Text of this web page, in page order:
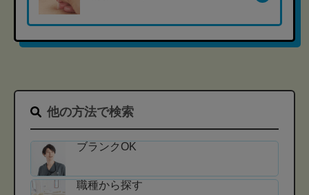
他の方法で検索
ブランクOK
職種から探す